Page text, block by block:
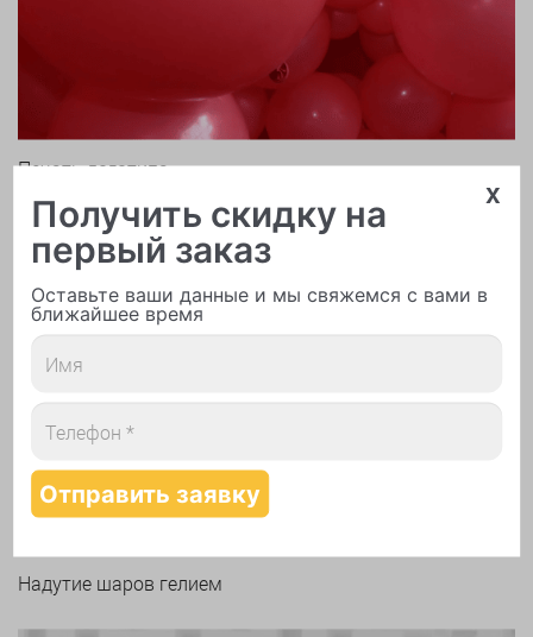
Печать логотипа
Арки и гирлянды из шаров
Надутие шаров гелием
x
Получить скидку на
первый заказ
Оставьте ваши данные и мы свяжемся с вами в
ближайшее время